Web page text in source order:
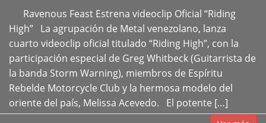
Ravenous Feast Estrena videoclip Oficial “Riding
High” La agrupación de Metal venezolano, lanza
cuarto videoclip oficial titulado “Riding High”, con la
participación especial de Greg Whitbeck (Guitarrista de
la banda Storm Warning), miembros de Espíritu
Rebelde Motorcycle Club y la hermosa modelo del
oriente del país, Melissa Acevedo. El potente […]